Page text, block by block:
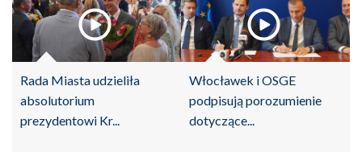
Rada Miasta udzieliła
absolutorium
prezydentowi Kr...
Włocławek i OSGE
podpisują porozumienie
dotyczące...